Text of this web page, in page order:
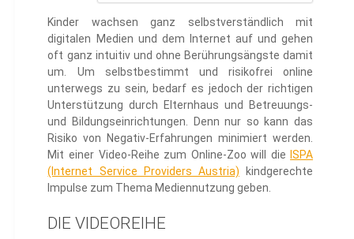
Kinder wachsen ganz selbstverständlich mit
digitalen Medien und dem Internet auf und gehen
oft ganz intuitiv und ohne Berührungsängste damit
um. Um selbstbestimmt und risikofrei online
unterwegs zu sein, bedarf es jedoch der richtigen
Unterstützung durch Elternhaus und Betreuungs-
und Bildungseinrichtungen. Denn nur so kann das
Risiko von Negativ-Erfahrungen minimiert werden.
Mit einer Video-Reihe zum Online-Zoo will die ISPA
(Internet Service Providers Austria) kindgerechte
Impulse zum Thema Mediennutzung geben.
DIE VIDEOREIHE